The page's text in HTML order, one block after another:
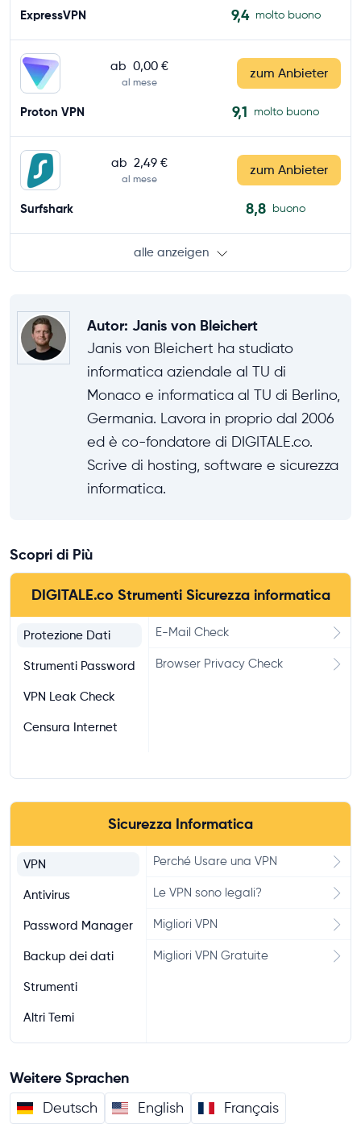
ExpressVPN 9,4 molto buono
ab 0,00 €
al mese
zum Anbieter
Proton VPN 9,1 molto buono
ab 2,49 €
al mese
zum Anbieter
Surfshark 8,8 buono
alle anzeigen
Autor: Janis von Bleichert
Janis von Bleichert ha studiato
informatica aziendale al TU di
Monaco e informatica al TU di Berlino,
Germania. Lavora in proprio dal 2006
ed è co-fondatore di DIGITALE.co.
Scrive di hosting, software e sicurezza
informatica.
Scopri di Più
DIGITALE.co Strumenti Sicurezza informatica
Protezione Dati
Strumenti Password
VPN Leak Check
Censura Internet
E-Mail Check
Browser Privacy Check
Sicurezza Informatica
VPN
Antivirus
Password Manager
Backup dei dati
Strumenti
Altri Temi
Perché Usare una VPN
Le VPN sono legali?
Migliori VPN
Migliori VPN Gratuite
Weitere Sprachen
Deutsch English Français